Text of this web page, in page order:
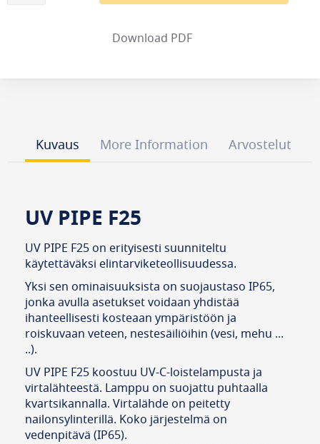
Download PDF
Kuvaus More Information Arvostelut
UV PIPE F25
UV PIPE F25 on erityisesti suunniteltu
käytettäväksi elintarviketeollisuudessa.
Yksi sen ominaisuuksista on suojaustaso IP65,
jonka avulla asetukset voidaan yhdistää
ihanteellisesti kosteaan ympäristöön ja
roiskuvaan veteen, nestesäiliöihin (vesi, mehu ...
..).
UV PIPE F25 koostuu UV-C-loistelampusta ja
virtalähteestä. Lamppu on suojattu puhtaalla
kvartsikannalla. Virtalähde on peitetty
nailonsylinterillä. Koko järjestelmä on
vedenpitävä (IP65).